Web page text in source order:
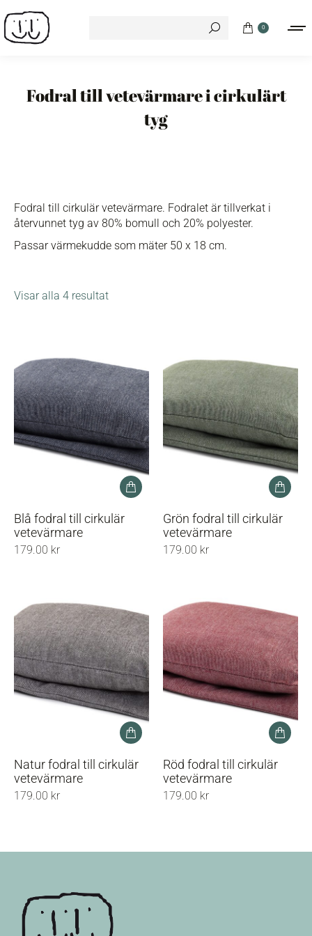
0
Fodral till vetevärmare i cirkulärt
tyg
Fodral till cirkulär vetevärmare. Fodralet är tillverkat i
återvunnet tyg av 80% bomull och 20% polyester.
Passar värmekudde som mäter 50 x 18 cm.
Visar alla 4 resultat
Blå fodral till cirkulär
vetevärmare
179.00 kr
Grön fodral till cirkulär
vetevärmare
179.00 kr
Natur fodral till cirkulär
vetevärmare
179.00 kr
Röd fodral till cirkulär
vetevärmare
179.00 kr